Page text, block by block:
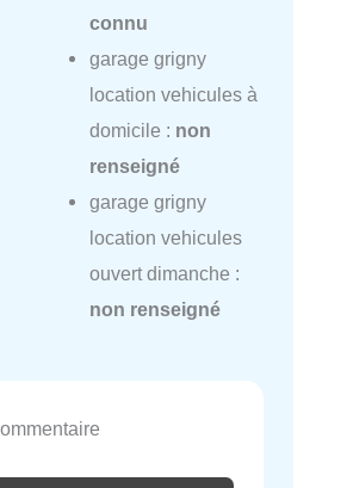
connu
garage grigny
location vehicules à
domicile : non
renseigné
garage grigny
location vehicules
ouvert dimanche :
non renseigné